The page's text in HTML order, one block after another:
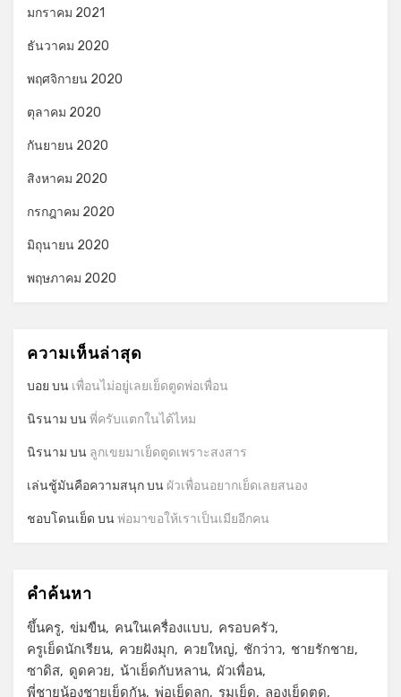
มกราคม 2021
ธันวาคม 2020
พฤศจิกายน 2020
ตุลาคม 2020
กันยายน 2020
สิงหาคม 2020
กรกฎาคม 2020
มิถุนายน 2020
พฤษภาคม 2020
ความเห็นล่าสุด
บอย บน เพื่อนไม่อยู่เลยเย็ดตูดพ่อเพื่อน
นิรนาม บนพี่ครับแตกในได้ไหม
นิรนาม บน ลูกเขยมาเย็ดตูดเพราะสงสาร
เล่นชู้มันคือความสนุกบน ผัวเพื่อนอยากเย็ดเลยสนอง
ชอบโดนเย็ด บนพ่อมาขอให้เราเป็นเมียอีกคน
คำค้นหา
ขึ้นครู ข่มขืน คนในเครื่องแบบ
ครอบครัว
ครูเย็ดนักเรียน
ควยฝังมุก ควยใหญ่ ชักว่าว
ชายรักชาย
ซาดิส
ดูดควย น้าเย็ดกับหลาน
ผัวเพื่อน
พี่ชายน้องชายเย็ดกัน พ่อเย็ดลูก รุมเย็ด ลองเย็ดตูด